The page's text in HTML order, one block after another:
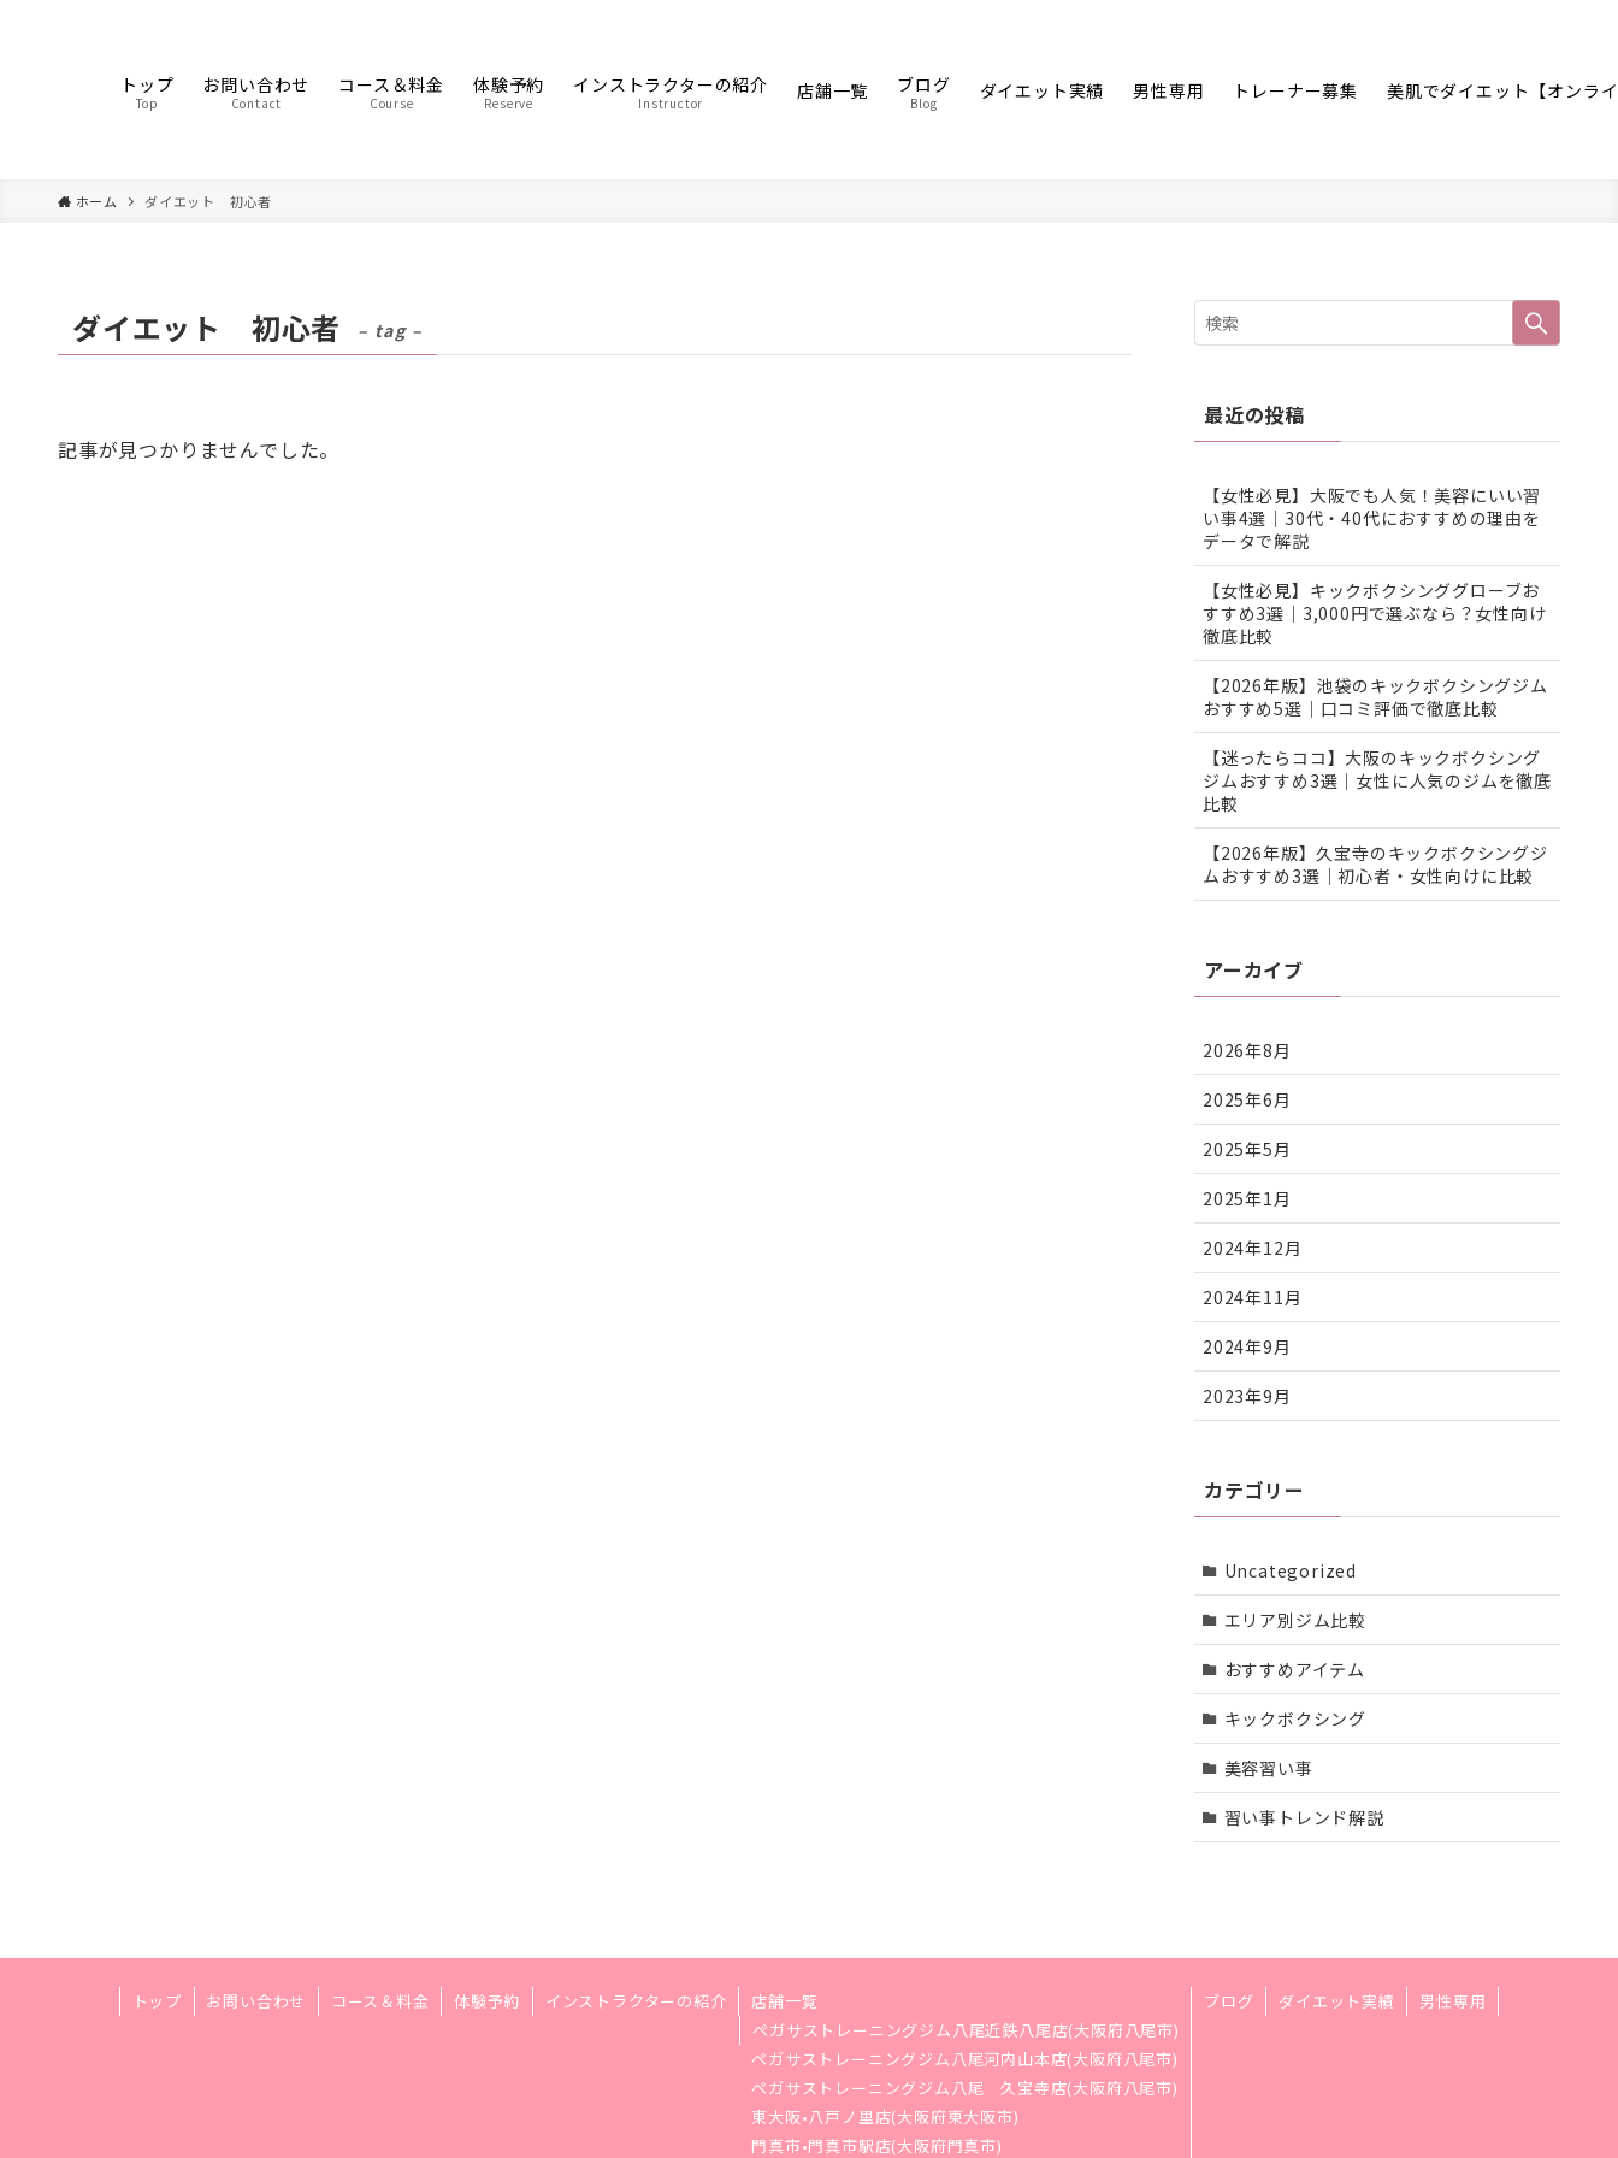
トップ
Top
お問い合わせ
Contact
コース＆料金
Course
体験予約
Reserve
インストラクターの紹介
Instructor
店舗一覧 ブログ
Blog
ダイエット実績 男性専用 トレーナー募集 美肌でダイエット【オンラ
ホーム ダイエット 初心者
ダイエット 初心者 – tag –
記事が見つかりませんでした。
最近の投稿
【女性必見】大阪でも人気！美容にいい習
い事4選｜30代・40代におすすめの理由を
データで解説
【女性必見】キックボクシンググローブお
すすめ3選｜3,000円で選ぶなら？女性向け
徹底比較
【2026年版】池袋のキックボクシングジム
おすすめ5選｜口コミ評価で徹底比較
【迷ったらココ】大阪のキックボクシング
ジムおすすめ3選｜女性に人気のジムを徹底
比較
【2026年版】久宝寺のキックボクシングジ
ムおすすめ3選｜初心者・女性向けに比較
アーカイブ
2026年8月
2025年6月
2025年5月
2025年1月
2024年12月
2024年11月
2024年9月
2023年9月
カテゴリー
Uncategorized
エリア別ジム比較
おすすめアイテム
キックボクシング
美容習い事
習い事トレンド解説
トップ お問い合わせ コース＆料金 体験予約 インストラクターの紹介
店舗一覧
ペガサストレーニングジム八尾近鉄八尾店(大阪府八尾市)
ペガサストレーニングジム八尾河内山本店(大阪府八尾市)
ペガサストレーニングジム八尾 久宝寺店(大阪府八尾市)
東大阪•八戸ノ里店(大阪府東大阪市)
門真市•門真市駅店(大阪府門真市)
ブログ ダイエット実績 男性専用